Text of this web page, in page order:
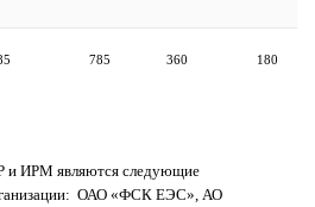
785 360 180
и ИРМ являются следующие
ОАО «ФСК ЕЭС», АО